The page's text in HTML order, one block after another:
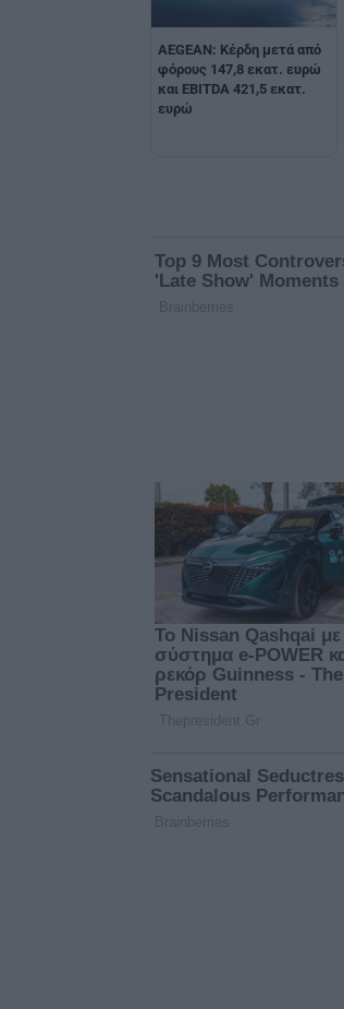
AEGEAN: Κέρδη μετά από
φόρους 147,8 εκατ. ευρώ
και EBITDA 421,5 εκατ.
ευρώ